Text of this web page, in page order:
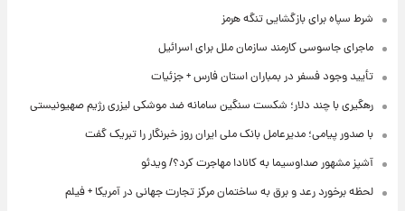
شرط سپاه برای بازگشایی تنگه هرمز
ماجرای جاسوسی کارمند سازمان ملل برای اسرائیل
تأیید وجود فسفر در بمباران استان فارس + جزئیات
رهگیری با چند دلار؛ شکست سنگین سامانه ضد موشکی لیزری رژیم صهیونیستی
با صدور پیامی؛ مدیرعامل بانک ملی ایران روز خبرنگار را تبریک گفت
آشپز مشهور صداوسیما به کانادا مهاجرت کرد؟/ ویدئو
لحظه برخورد رعد و برق به ساختمان مرکز تجارت جهانی در آمریکا + فیلم